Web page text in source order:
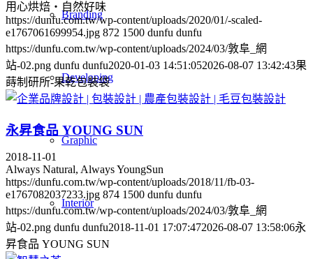
Branding
Developing
Graphic
Interior
用心烘焙・自然好味
https://dunfu.com.tw/wp-content/uploads/2020/01/-scaled-
e1767061699954.jpg 872 1500 dunfu dunfu
https://dunfu.com.tw/wp-content/uploads/2024/03/敦阜_網
站-02.png dunfu dunfu2020-01-03 14:51:052026-08-07 13:42:43果
蒔制研所-果乾包裝袋
永昇食品 YOUNG SUN
2018-11-01
Always Natural, Always YoungSun
https://dunfu.com.tw/wp-content/uploads/2018/11/fb-03-
e1767082037233.jpg 874 1500 dunfu dunfu
https://dunfu.com.tw/wp-content/uploads/2024/03/敦阜_網
站-02.png dunfu dunfu2018-11-01 17:07:472026-08-07 13:58:06永
昇食品 YOUNG SUN